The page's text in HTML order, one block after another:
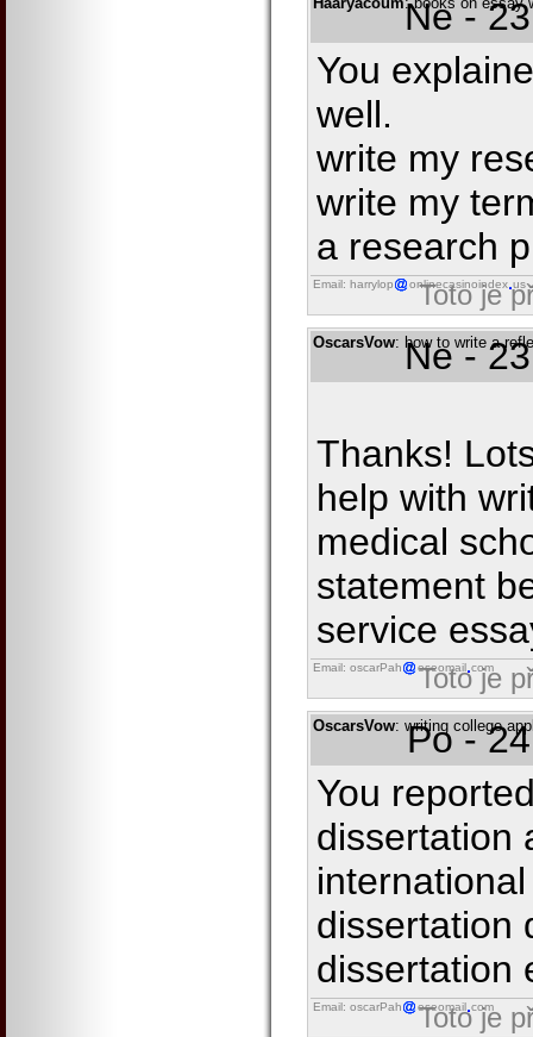
Ne -
You
well.
write my
write my
a research
Email: harrylop onlinecasinoindex us
Toto je
OscarsVow: how to write a
Ne -
Thanks!
help with
medical
statement
service
Email: oscarPah eseomail com
Toto je
OscarsVow: writing college
Po -
You
dissertation
dissertation
dissertation
Email: oscarPah eseomail com
Toto je